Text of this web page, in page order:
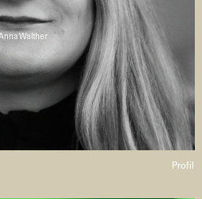
Walther
Profil